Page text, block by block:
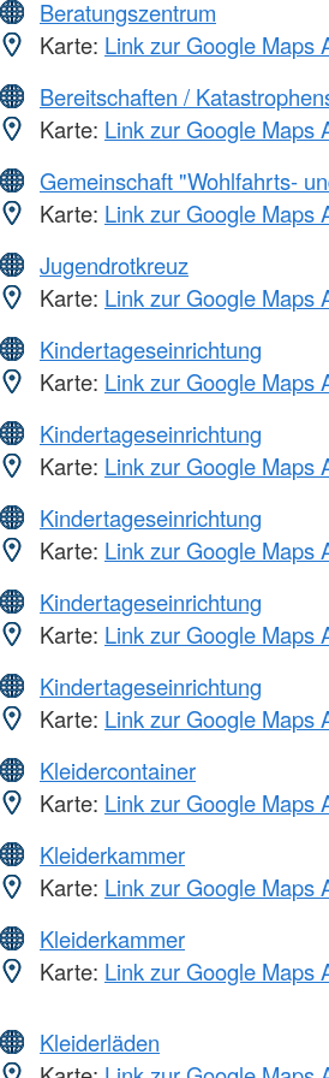
Beratungszentrum
Karte: Link zur Google Maps
Bereitschaften /
Karte: Link zur Google Maps
Gemeinschaft "Wohlfahrts-
Karte: Link zur Google Maps
Jugendrotkreuz
Karte: Link zur Google Maps
Kindertageseinrichtung
Karte: Link zur Google Maps
Kindertageseinrichtung
Karte: Link zur Google Maps
Kindertageseinrichtung
Karte: Link zur Google Maps
Kindertageseinrichtung
Karte: Link zur Google Maps
Kindertageseinrichtung
Karte: Link zur Google Maps
Kleidercontainer
Karte: Link zur Google Maps
Kleiderkammer
Karte: Link zur Google Maps
Kleiderkammer
Karte: Link zur Google Maps
Kleiderläden